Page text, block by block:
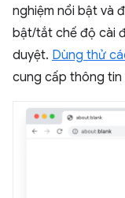
nghiệm nổi bật và
bật/tắt chế độ cài
duyệt. Dùng thử
cung cấp thông tin